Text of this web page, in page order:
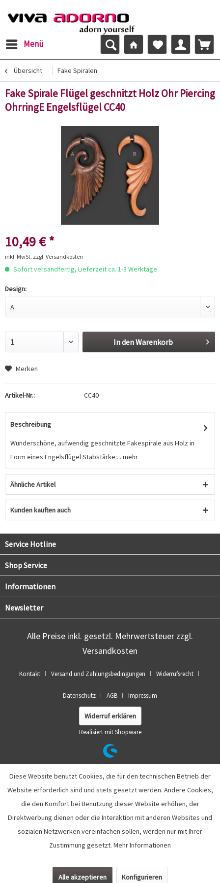
Menü
Übersicht Fake Spiralen
Fake Spirale Flügel geschnitzt Holz Ohr Piercing
OhrringE Engelsflügel CC40
10,49 € *
inkl. MwSt. zzgl. Versandkosten
Sofort versandfertig, Lieferzeit ca. 1-3 Werktage
Design:
In denWarenkorb
Merken
Artikel-Nr.: CC40
Beschreibung
Wunderschöne, aufwendig geschnitzte Fakespirale aus Holz in
Form eines Engelsflügel Stabstärke:... mehr
Ähnliche Artikel
Kunden kauften auch
Service Hotline
Shop Service
Informationen
Newsletter
Alle Preise inkl. gesetzl. Mehrwertsteuer zzgl.
Versandkosten
Kontakt Versand und Zahlungsbedingungen Widerrufsrecht
Datenschutz AGB Impressum
Widerruf erklären
Realisiert mit Shopware
Diese Website benutzt Cookies, die für den technischen Betrieb der
Website erforderlich sind und stets gesetzt werden. Andere Cookies,
die den Komfort bei Benutzung dieser Website erhöhen, der
Direktwerbung dienen oder die Interaktion mit anderen Websites und
sozialen Netzwerken vereinfachen sollen, werden nur mit Ihrer
Zustimmung gesetzt. Mehr Informationen
Alle akzeptieren Konfigurieren